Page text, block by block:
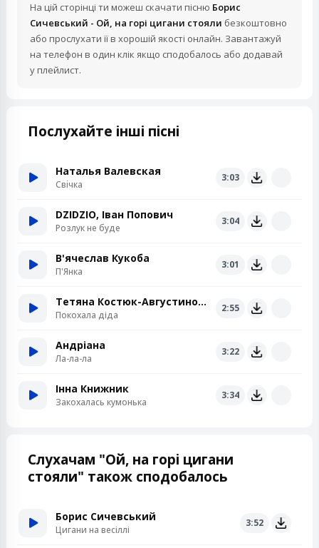
На цій сторінці ти можеш скачати пісню Борис
Сичевський - Ой, на горі цигани стояли безкоштовно
або прослухати її в хорошій якості онлайн. Завантажуй
на телефон в один клік якщо сподобалось або додавай
у плейлист.
Послухайте інші пісні
Наталья Валевская
Свiчка
3:03
DZIDZIO, Іван Попович
Розлук не буде
3:04
В'ячеслав Кукоба
П'Янка
3:01
Тетяна Костюк-Августинович
Покохала діда
2:55
Андріана
Ла-ла-ла
3:22
Інна Книжник
Закохалась кумонька
3:34
Слухачам "Ой, на горі цигани
стояли" також сподобалось
Борис Сичевський
Цигани на весіллі
3:52